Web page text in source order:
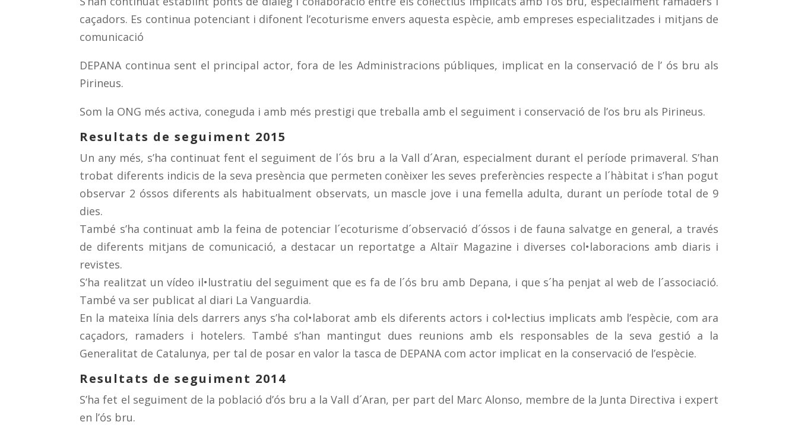
caçadors. Es continua potenciant i difonent l’ecoturisme envers aquesta espècie, amb empreses especialitzades i mitjans de
comunicació
DEPANA continua sent el principal actor, fora de les Administracions públiques, implicat en la conservació de l’ ós bru als
Pirineus.
Som la ONG més activa, coneguda i amb més prestigi que treballa amb el seguiment i conservació de l’os bru als Pirineus.
Resultats de seguiment 2015
Un any més, s’ha continuat fent el seguiment de l´ós bru a la Vall d´Aran, especialment durant el període primaveral. S’han
trobat diferents indicis de la seva presència que permeten conèixer les seves preferències respecte a l´hàbitat i s’han pogut
observar 2 óssos diferents als habitualment observats, un mascle jove i una femella adulta, durant un període total de 9
dies.
També s’ha continuat amb la feina de potenciar l´ecoturisme d´observació d´óssos i de fauna salvatge en general, a través
de diferents mitjans de comunicació, a destacar un reportatge a Altaïr Magazine i diverses col•laboracions amb diaris i
revistes.
S’ha realitzat un vídeo il•lustratiu del seguiment que es fa de l´ós bru amb Depana, i que s´ha penjat al web de l´associació.
També va ser publicat al diari La Vanguardia.
En la mateixa línia dels darrers anys s’ha col•laborat amb els diferents actors i col•lectius implicats amb l’espècie, com ara
caçadors, ramaders i hotelers. També s’han mantingut dues reunions amb els responsables de la seva gestió a la
Generalitat de Catalunya, per tal de posar en valor la tasca de DEPANA com actor implicat en la conservació de l’espècie.
Resultats de seguiment 2014
S’ha fet el seguiment de la població d’ós bru a la Vall d´Aran, per part del Marc Alonso, membre de la Junta Directiva i expert
en l’ós bru.